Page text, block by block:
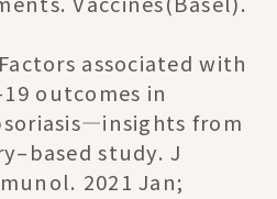
associated with
19 outcomes in
from
study. J
2021 Jan;